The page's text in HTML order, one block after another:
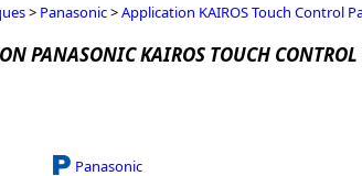
> Panasonic>Application KAIROS Touch Control
PANASONIC KAIROS TOUCH CONTROL
Panasonic